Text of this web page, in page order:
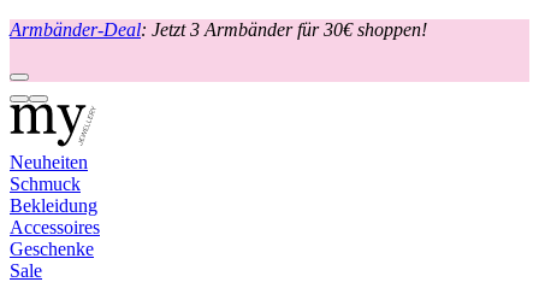
Armbänder-Deal: Jetzt 3 Armbänder für 30€ shoppen!
Neuheiten
Schmuck
Bekleidung
Accessoires
Geschenke
Sale